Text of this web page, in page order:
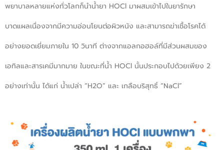
พยาบาลหลายแห่งทั่วโลกก็นำน้ำยา HOCl มาผสมเข้าไปในยารักษา
บาดแผลเนื่องจากมีความอ่อนโยนต่อผิวหนัง และสามารถฆ่าเชื้อโรคได้
อย่างยอดเยี่ยมภายใน 10 วินาที ต่างจากแอลกอฮอล์ที่มีส่วนผสมของ
เอทิลและสารเคมีมากมาย ในขณะที่น้ำ HOCl นั้นประกอบไปด้วยเพียง 2
อย่างเท่านั้น ได้แก่ น้ำเปล่า “H2O” และ เกลือบริสุทธิ์ “NaCl”